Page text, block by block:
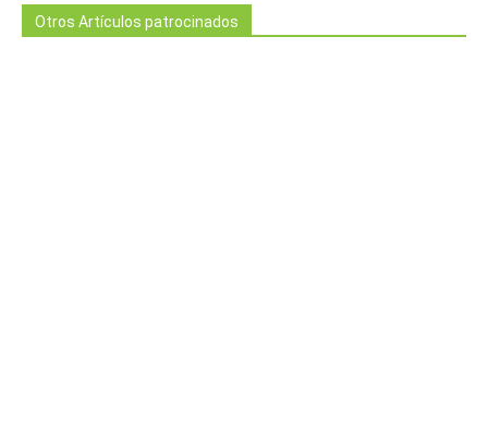
Otros Artículos patrocinados